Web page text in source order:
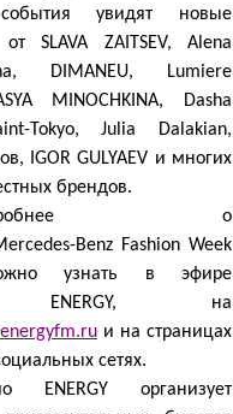
увидят новые
отSLAVA ZAITSEV, Alena
, DIMANEU, Lumiere
MINOCHKINA, Dasha
Tokyo, Julia Dalakian,
IGOR GULYAEV и многих
брендов.
о
-Benz Fashion Week
узнать в эфире
ENERGY, на
и на страницах
сетях.
ENERGY организует